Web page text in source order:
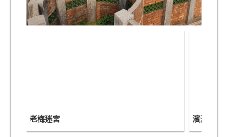
老梅迷宮 濱海步道